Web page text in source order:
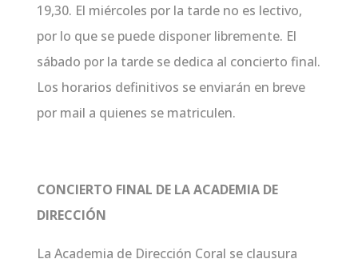
19,30. El miércoles por la tarde no es lectivo,
por lo que se puede disponer libremente. El
sábado por la tarde se dedica al concierto final.
Los horarios definitivos se enviarán en breve
por mail a quienes se matriculen.
CONCIERTO FINAL DE LA ACADEMIA DE
DIRECCIÓN
La Academia de Dirección Coral se clausura